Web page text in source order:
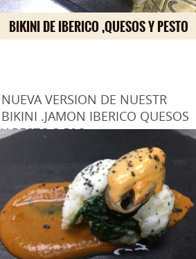
BIKINI DE IBERICO ,QUESOS Y PESTO
NUEVA VERSION DE NUESTR
BIKINI .JAMON IBERICO QUESOS
Y PESTO.3.50€